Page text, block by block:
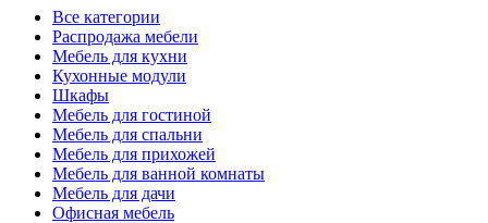
Все категории
Распродажа мебели
Мебель для кухни
Кухонные модули
Шкафы
Мебель для гостиной
Мебель для спальни
Мебель для прихожей
Мебель для ванной комнаты
Мебель для дачи
Офисная мебель